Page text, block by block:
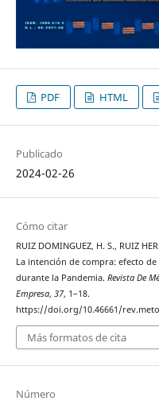
PDF HTML
Publicado
2024-02-26
Cómo citar
RUIZ DOMINGUEZ, H. S., RUIZ
La intención de compra: efecto
durante la Pandemia. Revista De
Empresa, 37, 1–18.
https://doi.org/10.46661/
Más formatos de cita
Número